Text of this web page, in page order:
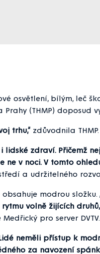
osvětlení, bílým, leč
(THMP)
trhu,“ zdůvodnila
lidské zdraví. Přičemž
v noci. V tomto
a udržitelného
modrou složku.
volně žijících
pro server
neměli přístup k
za navození